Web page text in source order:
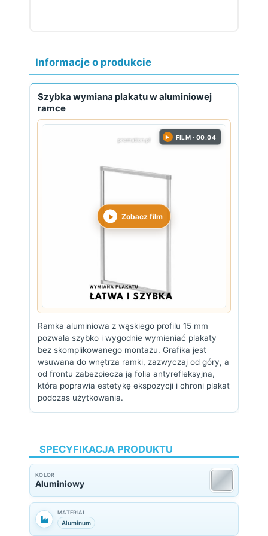
Informacje o produkcie
Szybka wymiana plakatu w aluminiowej
ramce
▶ FILM · 00:04
Zobacz film
Ramka aluminiowa z wąskiego profilu 15 mm
pozwala szybko i wygodnie wymieniać plakaty
bez skomplikowanego montażu. Grafika jest
wsuwana do wnętrza ramki, zazwyczaj od góry, a
od frontu zabezpiecza ją folia antyrefleksyjna,
która poprawia estetykę ekspozycji i chroni plakat
podczas użytkowania.
SPECYFIKACJA PRODUKTU
KOLOR
Aluminiowy
MATERIAŁ
Aluminum